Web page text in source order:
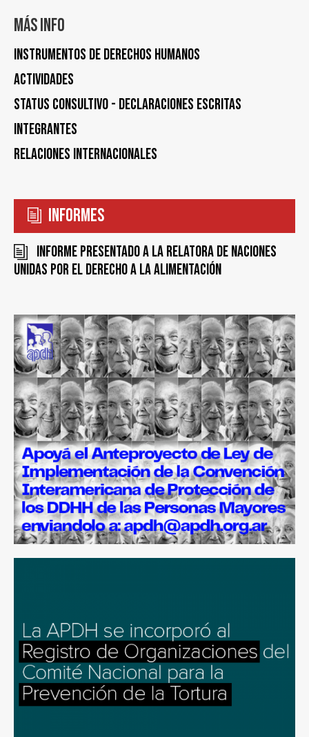
Más info
Instrumentos de Derechos Humanos
Actividades
STATUS CONSULTIVO - DECLARACIONES ESCRITAS
Integrantes
Relaciones Internacionales
Informes
Informe presentado a la Relatora de Naciones
Unidas por el Derecho a la Alimentación